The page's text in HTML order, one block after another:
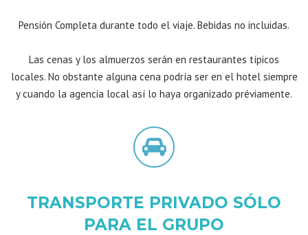
Pensión Completa durante todo el viaje. Bebidas no incluidas.
Las cenas y los almuerzos serán en restaurantes típicos
locales. No obstante alguna cena podría ser en el hotel siempre
y cuando la agencia local así lo haya organizado préviamente.
TRANSPORTE PRIVADO SÓLO
PARA EL GRUPO